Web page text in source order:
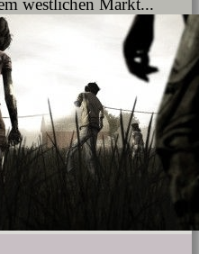
westlichen Markt...